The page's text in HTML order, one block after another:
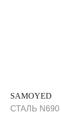
SAMOYED
СТАЛЬ N690